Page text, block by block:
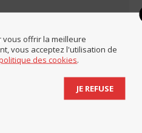
vous offrir la meilleure
vous acceptez l'utilisation de
des cookies.
JE REFUSE